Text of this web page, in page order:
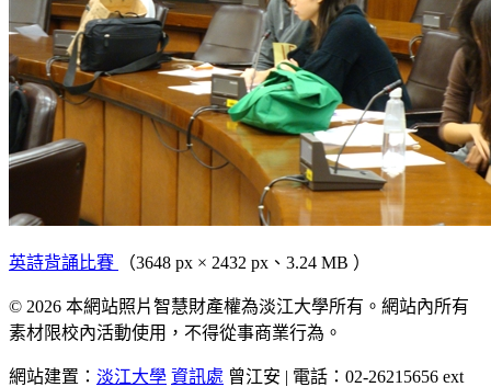
英詩背誦比賽 （3648 px × 2432 px、3.24 MB ）
© 2026 本網站照片智慧財產權為淡江大學所有。網站內所有
素材限校內活動使用，不得從事商業行為。
網站建置： 淡江大學 資訊處 曾江安 | 電話：02-26215656 ext